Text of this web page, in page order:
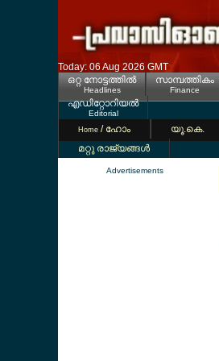
Today: 06 Aug 2026 GMT
ഒറ്റ നോട്ടത്തില്‍
Headlines
സാമ്പത്തികം
Finance
എഡിറ്റോറിയല്‍
Editorial
Home / ഹോം യൂ.കെ.
മറ്റു രാജ്യങ്ങള്‍
Advertisements